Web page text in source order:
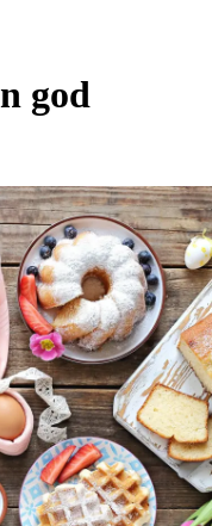
god